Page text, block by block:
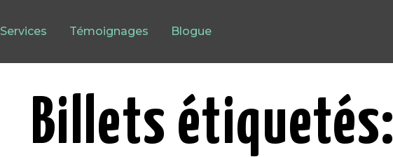
Services Témoignages Blogue
Billets étiquetés: